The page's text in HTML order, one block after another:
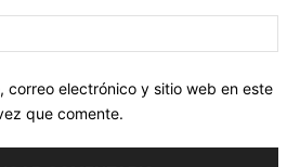
correo electrónico y sitio web en este
que comente.